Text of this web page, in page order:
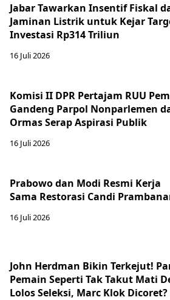
Jabar Tawarkan Insentif Fiskal
Jaminan Listrik untuk Kejar
Investasi Rp314 Triliun
16 Juli 2026
Komisi II DPR Pertajam RUU
Gandeng Parpol Nonparlemen
Ormas Serap Aspirasi Publik
16 Juli 2026
Prabowo dan Modi Resmi Kerja
Sama Restorasi Candi
16 Juli 2026
John Herdman Bikin Terkejut!
Pemain Seperti Tak Takut Mati
Lolos Seleksi, Marc Klok Dicoret?